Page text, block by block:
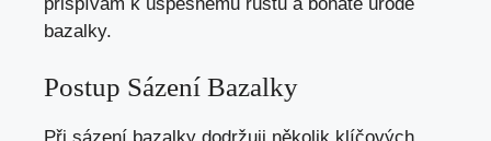
bazalky.
Postup Sázení Bazalky